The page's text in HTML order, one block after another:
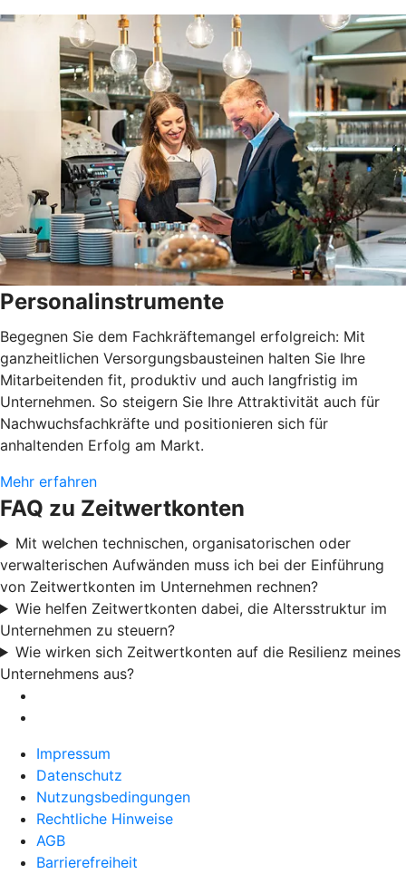
Personalinstrumente
Begegnen Sie dem Fachkräftemangel erfolgreich: Mit
ganzheitlichen Versorgungsbausteinen halten Sie Ihre
Mitarbeitenden fit, produktiv und auch langfristig im
Unternehmen. So steigern Sie Ihre Attraktivität auch für
Nachwuchsfachkräfte und positionieren sich für
anhaltenden Erfolg am Markt.
Mehr erfahren
FAQ zu Zeitwertkonten
Mit welchen technischen, organisatorischen oder
verwalterischen Aufwänden muss ich bei der Einführung
von Zeitwertkonten im Unternehmen rechnen?
Wie helfen Zeitwertkonten dabei, die Altersstruktur im
Unternehmen zu steuern?
Wie wirken sich Zeitwertkonten auf die Resilienz meines
Unternehmens aus?
Impressum
Datenschutz
Nutzungsbedingungen
Rechtliche Hinweise
AGB
Barrierefreiheit